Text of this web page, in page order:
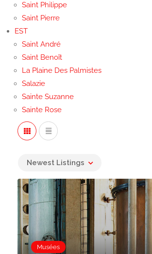
Saint Philippe
Saint Pierre
EST
Saint André
Saint Benoît
La Plaine Des Palmistes
Salazie
Sainte Suzanne
Sainte Rose
Newest Listings
Musées